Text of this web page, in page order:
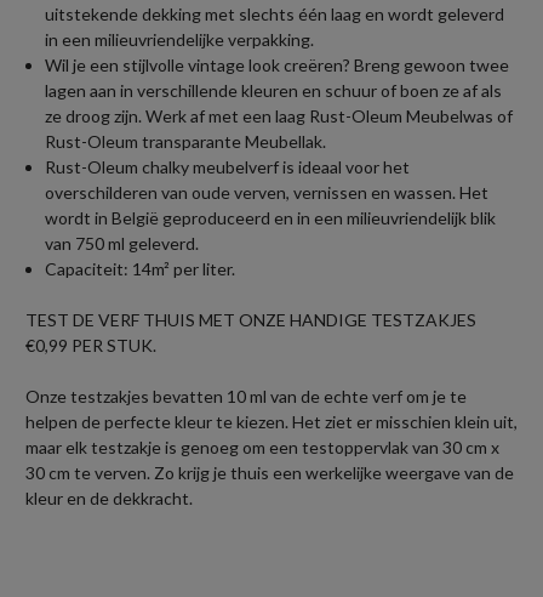
uitstekende dekking met slechts één laag en wordt geleverd
in een milieuvriendelijke verpakking.
Wil je een stijlvolle vintage look creëren? Breng gewoon twee
lagen aan in verschillende kleuren en schuur of boen ze af als
ze droog zijn. Werk af met een laag Rust-Oleum Meubelwas of
Rust-Oleum transparante Meubellak.
Rust-Oleum chalky meubelverf is ideaal voor het
overschilderen van oude verven, vernissen en wassen. Het
wordt in België geproduceerd en in een milieuvriendelijk blik
van 750 ml geleverd.
Capaciteit: 14m² per liter.
TEST DE VERF THUIS MET ONZE HANDIGE TESTZAKJES
€0,99 PER STUK.
Onze testzakjes bevatten 10 ml van de echte verf om je te
helpen de perfecte kleur te kiezen. Het ziet er misschien klein uit,
maar elk testzakje is genoeg om een testoppervlak van 30 cm x
30 cm te verven. Zo krijg je thuis een werkelijke weergave van de
kleur en de dekkracht.